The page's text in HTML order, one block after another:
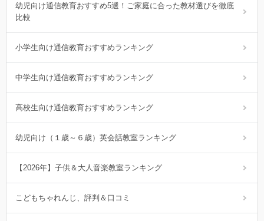
幼児向け通信教育おすすめ5選！ご家庭に合った教材選びを徹底
比較
小学生向け通信教育おすすめランキング
中学生向け通信教育おすすめランキング
高校生向け通信教育おすすめランキング
幼児向け（１歳～６歳）英会話教室ランキング
【2026年】子供＆大人音楽教室ランキング
こどもちゃれんじ、評判＆口コミ